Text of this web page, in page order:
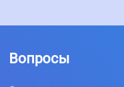
Вопросы